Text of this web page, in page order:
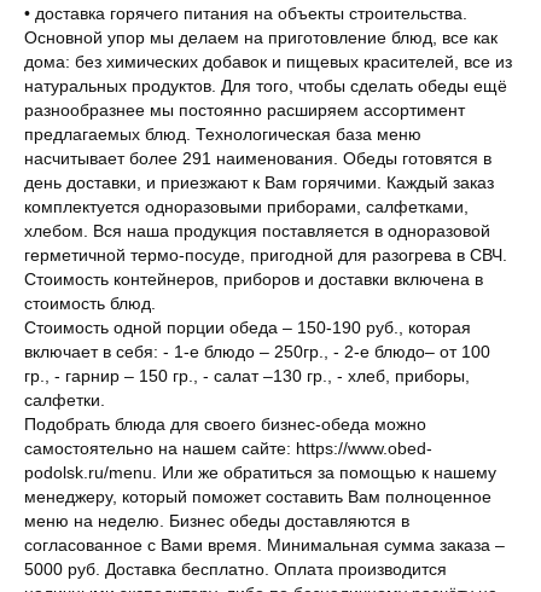
• доставка горячего питания на объекты строительства.
Основной упор мы делаем на приготовление блюд, все как
дома: без химических добавок и пищевых красителей, все из
натуральных продуктов. Для того, чтобы сделать обеды ещё
разнообразнее мы постоянно расширяем ассортимент
предлагаемых блюд. Технологическая база меню
насчитывает более 291 наименования. Обеды готовятся в
день доставки, и приезжают к Вам горячими. Каждый заказ
комплектуется одноразовыми приборами, салфетками,
хлебом. Вся наша продукция поставляется в одноразовой
герметичной термо-посуде, пригодной для разогрева в СВЧ.
Стоимость контейнеров, приборов и доставки включена в
стоимость блюд.
Стоимость одной порции обеда – 150-190 руб., которая
включает в себя: - 1-е блюдо – 250гр., - 2-е блюдо– от 100
гр., - гарнир – 150 гр., - салат –130 гр., - хлеб, приборы,
салфетки.
Подобрать блюда для своего бизнес-обеда можно
самостоятельно на нашем сайте: https://www.obed-
podolsk.ru/menu. Или же обратиться за помощью к нашему
менеджеру, который поможет составить Вам полноценное
меню на неделю. Бизнес обеды доставляются в
согласованное с Вами время. Минимальная сумма заказа –
5000 руб. Доставка бесплатно. Оплата производится